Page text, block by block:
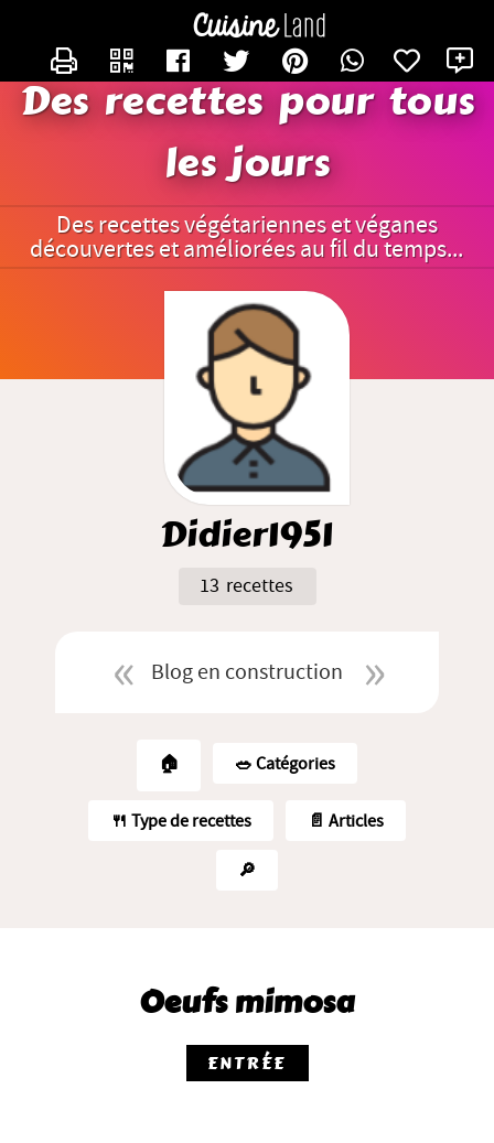
Des recettes pour tous
les jours
Des recettes végétariennes et véganes
découvertes et améliorées au fil du temps...
Didier1951
13 recettes
Blog en construction
🏠 🥗️ Catégories
🍴 Type de recettes 📄 Articles
🔎
Oeufs mimosa
ENTRÉE
CONTACTER DIDIER1951